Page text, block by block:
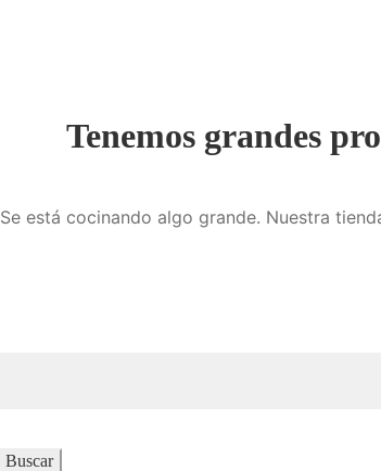
Tenemos grandes
Se está cocinando algo grande. Nuestra
Buscar